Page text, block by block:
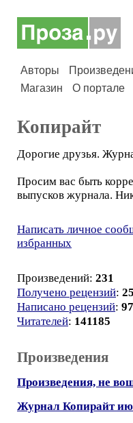
Авторы
Магазин
О портале
Копирайт
Дорогие друзья.
Просим вас быть
выпусков журнала.
Написать личное
избранных
Произведений: 231
Получено рецензий:
Написано рецензий:
Читателей: 141185
Произведения
Произведения, не
Журнал Копирайт